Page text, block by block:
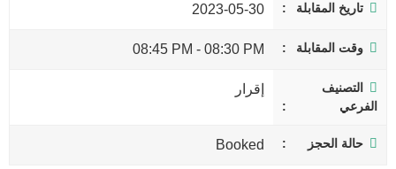
تاريخ المقابلة 2023-05-30
وقت المقابلة 08:30 PM
-
08:45 PM
التصنيف
الفرعي
إقرار
حالة الحجز Booked